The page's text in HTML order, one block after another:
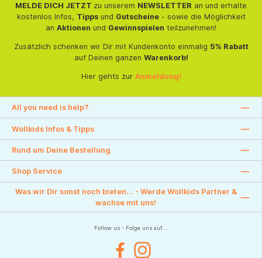
MELDE DICH JETZT zu unserem NEWSLETTER an und erhalte
kostenlos Infos, Tippsund Gutscheine- sowie die Möglichkeit
an Aktionen und Gewinnspielen teilzunehmen!
Zusätzlich schenken wir Dir mit Kundenkonto einmalig 5% Rabatt
auf Deinen ganzen Warenkorb!
Hier gehts zur Anmeldung!
All you need is help?
Wollkids Infos & Tipps
Rund um Deine Bestellung
Shop Service
Was wir Dir sonst noch bieten... - Werde Wollkids Partner &
wachse mit uns!
Follow us - Folge uns auf....
FacebookInstagram